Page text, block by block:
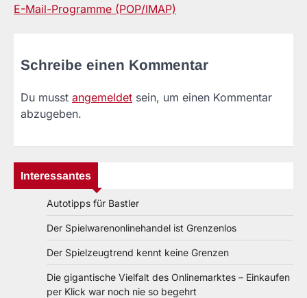
E-Mail-Programme (POP/IMAP)
Schreibe einen Kommentar
Du musst angemeldet sein, um einen Kommentar
abzugeben.
Interessantes
Autotipps für Bastler
Der Spielwarenonlinehandel ist Grenzenlos
Der Spielzeugtrend kennt keine Grenzen
Die gigantische Vielfalt des Onlinemarktes – Einkaufen
per Klick war noch nie so begehrt